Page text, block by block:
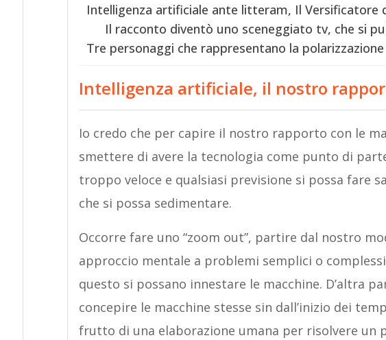
Intelligenza artificiale ante litteram, Il Versificatore
Il racconto diventò uno sceneggiato tv, che si
Tre personaggi che rappresentano la
Intelligenza artificiale, il nostro
Io credo che per capire il nostro rapporto con le
smettere di avere la tecnologia come punto di
troppo veloce e qualsiasi previsione si possa fare
che si possa sedimentare.
Occorre fare uno “zoom out”, partire dal nostro
approccio mentale a problemi semplici o
questo si possano innestare le macchine. D’altra
concepire le macchine stesse sin dall’inizio dei
frutto di una elaborazione umana per risolvere un